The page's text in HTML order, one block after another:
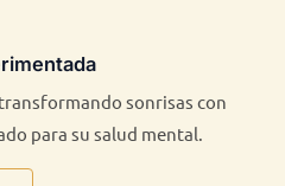
sonrisas con
para su salud mental.